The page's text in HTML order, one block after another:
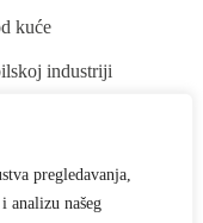
pregledavanja,
analizu našeg
kuće
industriji
za šminku